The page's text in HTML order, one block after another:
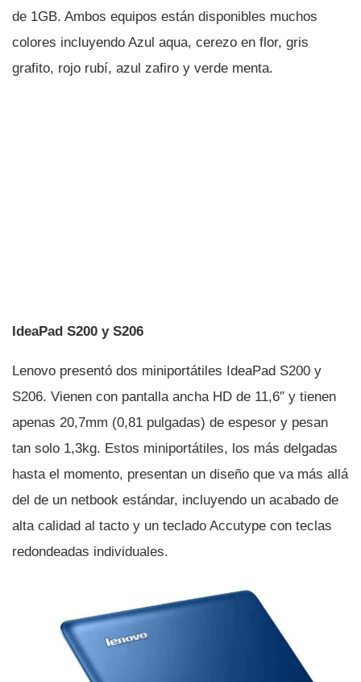
de 1GB. Ambos equipos están disponibles muchos
colores incluyendo Azul aqua, cerezo en flor, gris
grafito, rojo rubí­, azul zafiro y verde menta.
IdeaPad S200 y S206
Lenovo presentó dos miniportátiles IdeaPad S200 y
S206. Vienen con pantalla ancha HD de 11,6″ y tienen
apenas 20,7mm (0,81 pulgadas) de espesor y pesan
tan solo 1,3kg. Estos miniportátiles, los más delgadas
hasta el momento, presentan un diseño que va más allá
del de un netbook estándar, incluyendo un acabado de
alta calidad al tacto y un teclado Accutype con teclas
redondeadas individuales.